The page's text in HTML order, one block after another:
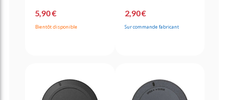
5,90 €
Bientôt disponible
2,90 €
Sur commande fabricant